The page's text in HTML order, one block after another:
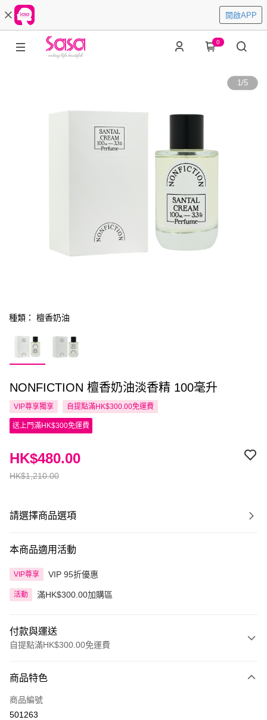
開啟APP
0
1/5
種類： 檀香奶油
NONFICTION 檀香奶油淡香精 100毫升
VIP尊享獨享 自提點滿HK$300.00免運費
送上門滿HK$300免運費
HK$1,210.00
HK$480.00
請選擇商品選項
本商品適用活動
VIP尊享 VIP 95折優惠
活動 滿HK$300.00加購區
付款與運送
自提點滿HK$300.00免運費
信用卡
Apple Pay
商品特色
商品編號
501263